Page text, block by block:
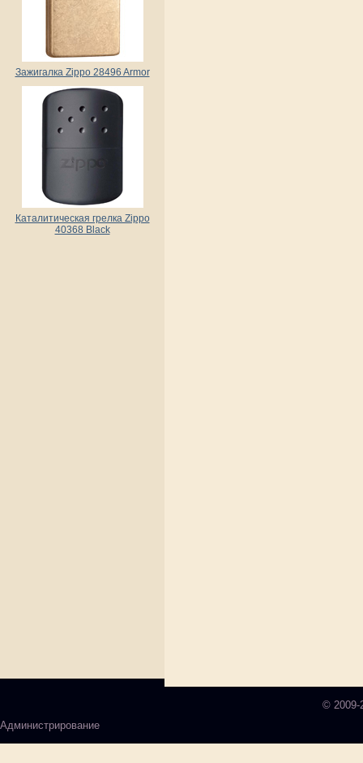
Зажигалка Zippo 28496 Armor
Каталитическая грелка Zippo
40368 Black
© 2009-
Администрирование